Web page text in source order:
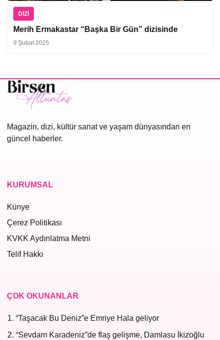
DIZI
Merih Ermakastar “Başka Bir Gün” dizisinde
9 Şubat 2025
Magazin, dizi, kültür sanat ve yaşam dünyasından en
güncel haberler.
KURUMSAL
Künye
Çerez Politikası
KVKK Aydınlatma Metni
Telif Hakkı
ÇOK OKUNANLAR
“Taşacak Bu Deniz”e Emriye Hala geliyor
“Sevdam Karadeniz”de flaş gelişme, Damlasu İkizoğlu